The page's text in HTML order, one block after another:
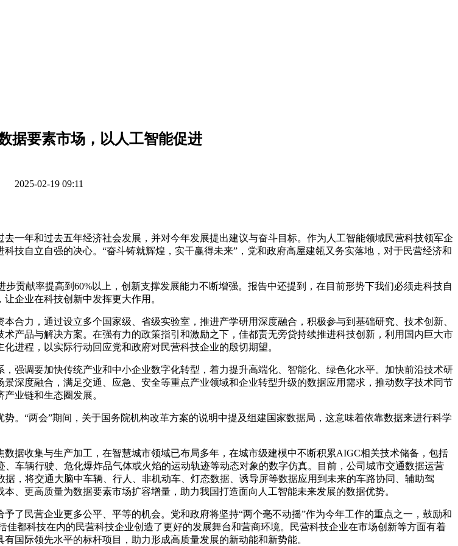
据要素市场，以人工智能促进
2025-02-19 09:11
年和过去五年经济社会发展，并对今年发展提出建议与奋斗目标。作为人工智能领域民营科技领军企
技自立自强的决心。“奋斗铸就辉煌，实干赢得未来”，党和政府高屋建瓴又务实落地，对于民营经济和
献率提高到60%以上，创新支撑发展能力不断增强。报告中还提到，在目前形势下我们必须走科技自
企业在科技创新中发挥更大作用。
力，通过设立多个国家级、省级实验室，推进产学研用深度融合，积极参与到基础研究、技术创新、
产品与解决方案。在强有力的政策指引和激励之下，佳都责无旁贷持续推进科技创新，利用国内巨大市
进程，以实际行动回应党和政府对民营科技企业的殷切期望。
调要加快传统产业和中小企业数字化转型，着力提升高端化、智能化、绿色化水平。加快前沿技术研
深度融合，满足交通、应急、安全等重点产业领域和企业转型升级的数据应用需求，推动数字技术同节
业链和生态圈发展。
“两会”期间，关于国务院机构改革方案的说明中提及组建国家数据局，这意味着依靠数据来进行科学
收集与生产加工，在智慧城市领域已布局多年，在城市级建模中不断积累AIGC相关技术储备，包括
车辆行驶、危化爆炸品气体或火焰的运动轨迹等动态对象的数字仿真。目前，公司城市交通数据运营
，将交通大脑中车辆、行人、非机动车、灯态数据、诱导屏等数据应用到未来的车路协同、辅助驾
、更高质量为数据要素市场扩容增量，助力我国打造面向人工智能未来发展的数据优势。
民营企业更多公平、平等的机会。党和政府将坚持“两个毫不动摇”作为今年工作的重点之一，鼓励和
都科技在内的民营科技企业创造了更好的发展舞台和营商环境。民营科技企业在市场创新等方面有着
国际领先水平的标杆项目，助力形成高质量发展的新动能和新势能。